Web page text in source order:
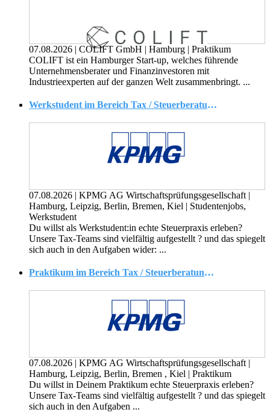
07.08.2026 | COLIFT GmbH | Hamburg | Praktikum
COLIFT ist ein Hamburger Start-up, welches führende
Unternehmensberater und Finanzinvestoren mit
Industrieexperten auf der ganzen Welt zusammenbringt. ...
Werkstudent im Bereich Tax / Steuerberatung (w/m/d)
07.08.2026 | KPMG AG Wirtschaftsprüfungsgesellschaft |
Hamburg, Leipzig, Berlin, Bremen, Kiel | Studentenjobs,
Werkstudent
Du willst als Werkstudent:in echte Steuerpraxis erleben?
Unsere Tax-Teams sind vielfältig aufgestellt ? und das spiegelt
sich auch in den Aufgaben wider: ...
Praktikum im Bereich Tax / Steuerberatung (w/m/d)
07.08.2026 | KPMG AG Wirtschaftsprüfungsgesellschaft |
Hamburg, Leipzig, Berlin, Bremen , Kiel | Praktikum
Du willst in Deinem Praktikum echte Steuerpraxis erleben?
Unsere Tax-Teams sind vielfältig aufgestellt ? und das spiegelt
sich auch in den Aufgaben ...